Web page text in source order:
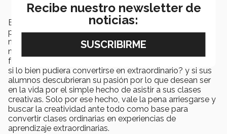
Es probable que si usted es docente, en este punto
pueda estar pensando que para ser creativo requeriría
mucho tiempo del cual no dispone, y que tal vez es
mejor seguir impartiendo clases que hasta ahora han
funcionado bien, pero hágase la pregunta, ¿Qué pasaría
si lo bien pudiera convertirse en extraordinario? y si sus
alumnos descubrieran su pasión por lo que desean ser
en la vida por el simple hecho de asistir a sus clases
creativas. Solo por ese hecho, vale la pena arriesgarse y
buscar la creatividad ante todo como base para
convertir clases ordinarias en experiencias de
aprendizaje extraordinarias.
Recibe nuestro newsletter de
noticias: